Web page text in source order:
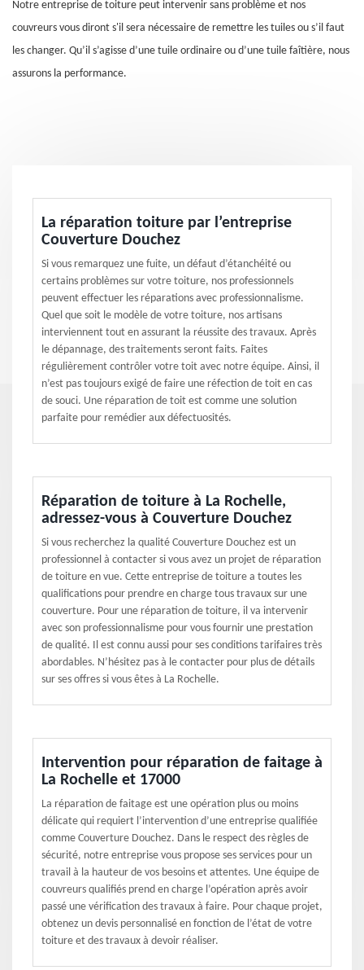
Notre entreprise de toiture peut intervenir sans problème et nos
couvreurs vous diront s'il sera nécessaire de remettre les tuiles ou s’il faut
les changer. Qu’il s’agisse d’une tuile ordinaire ou d’une tuile faîtière, nous
assurons la performance.
La réparation toiture par l’entreprise
Couverture Douchez
Si vous remarquez une fuite, un défaut d’étanchéité ou
certains problèmes sur votre toiture, nos professionnels
peuvent effectuer les réparations avec professionnalisme.
Quel que soit le modèle de votre toiture, nos artisans
interviennent tout en assurant la réussite des travaux. Après
le dépannage, des traitements seront faits. Faites
régulièrement contrôler votre toit avec notre équipe. Ainsi, il
n’est pas toujours exigé de faire une réfection de toit en cas
de souci. Une réparation de toit est comme une solution
parfaite pour remédier aux défectuosités.
Réparation de toiture à La Rochelle,
adressez-vous à Couverture Douchez
Si vous recherchez la qualité Couverture Douchez est un
professionnel à contacter si vous avez un projet de réparation
de toiture en vue. Cette entreprise de toiture a toutes les
qualifications pour prendre en charge tous travaux sur une
couverture. Pour une réparation de toiture, il va intervenir
avec son professionnalisme pour vous fournir une prestation
de qualité. Il est connu aussi pour ses conditions tarifaires très
abordables. N’hésitez pas à le contacter pour plus de détails
sur ses offres si vous êtes à La Rochelle.
Intervention pour réparation de faitage à
La Rochelle et 17000
La réparation de faitage est une opération plus ou moins
délicate qui requiert l’intervention d’une entreprise qualifiée
comme Couverture Douchez. Dans le respect des règles de
sécurité, notre entreprise vous propose ses services pour un
travail à la hauteur de vos besoins et attentes. Une équipe de
couvreurs qualifiés prend en charge l’opération après avoir
passé une vérification des travaux à faire. Pour chaque projet,
obtenez un devis personnalisé en fonction de l’état de votre
toiture et des travaux à devoir réaliser.